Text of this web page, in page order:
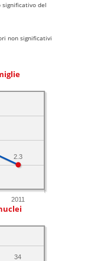
del
non significativi
2011
2.3
34